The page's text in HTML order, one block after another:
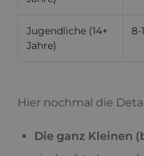
Jugendliche (14+
Jahre)
8-
Hier nochmal die
Die ganz Kleinen